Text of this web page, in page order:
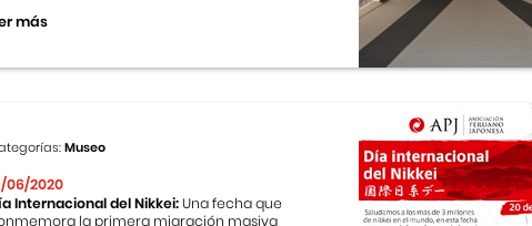
más
Museo
06/2020
Internacional del Nikkei:Una fecha que
la primera migración masiva